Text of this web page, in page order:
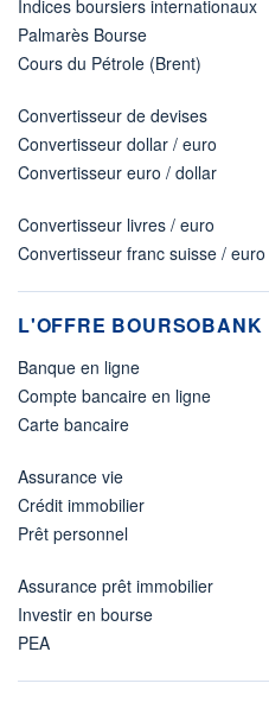
Indices boursiers internationaux
Palmarès Bourse
Cours du Pétrole (Brent)
Convertisseur de devises
Convertisseur dollar / euro
Convertisseur euro / dollar
Convertisseur livres / euro
Convertisseur franc suisse / euro
L'OFFRE BOURSOBANK
Banque en ligne
Compte bancaire en ligne
Carte bancaire
Assurance vie
Crédit immobilier
Prêt personnel
Assurance prêt immobilier
Investir en bourse
PEA